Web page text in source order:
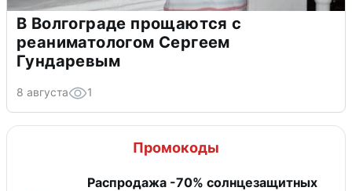
В Волгограде прощаются с
реаниматологом Сергеем
Гундаревым
8 августа 1
Промокоды
Распродажа -70% солнцезащитных